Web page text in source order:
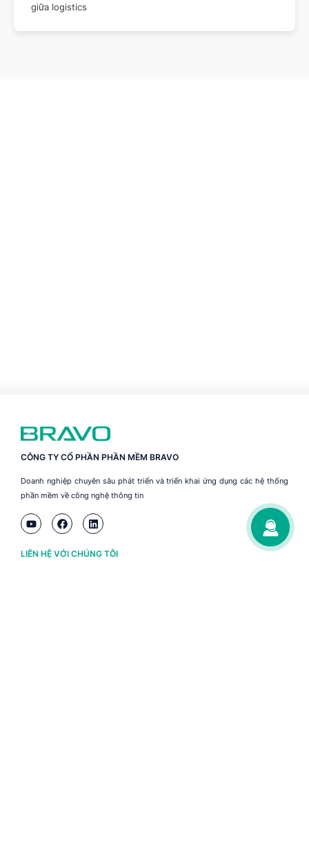
giữa logistics
CÔNG TY CỔ PHẦN PHẦN MỀM BRAVO
Doanh nghiệp chuyên sâu phát triển và triển khai ứng dụng các hệ thống
phần mềm về công nghệ thông tin
LIÊN HỆ VỚI CHÚNG TÔI